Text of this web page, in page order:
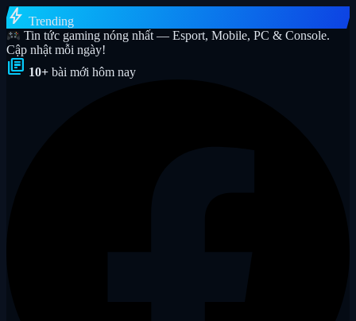
bolt Trending
Tin tức gaming nóng nhất — Esport, Mobile, PC & Console.
Cập nhật mỗi ngày!
library_books 10+ bài mới hôm nay